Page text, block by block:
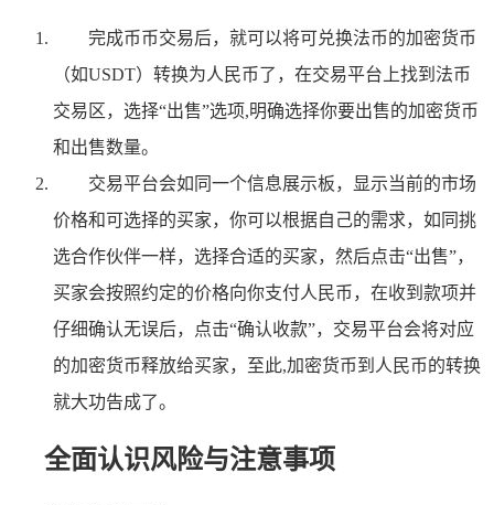
完成币币交易后，就可以将可兑换法币的加密货币
（如USDT）转换为人民币了，在交易平台上找到法币
交易区，选择“出售”选项,明确选择你要出售的加密货币
和出售数量。
交易平台会如同一个信息展示板，显示当前的市场
价格和可选择的买家，你可以根据自己的需求，如同挑
选合作伙伴一样，选择合适的买家，然后点击“出售”，
买家会按照约定的价格向你支付人民币，在收到款项并
仔细确认无误后，点击“确认收款”，交易平台会将对应
的加密货币释放给买家，至此,加密货币到人民币的转换
就大功告成了。
全面认识风险与注意事项